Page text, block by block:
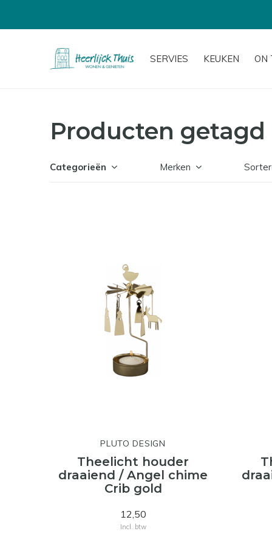
SERVIES KEUKEN ON
Producten
Categorieën Merken
PLUTO DESIGN
Theelicht houder
draaiend / Angel chime
Crib gold
12,50
Incl. btw